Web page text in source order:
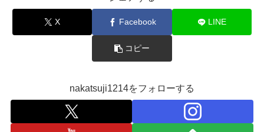
X Facebook LINE
コピー
nakatsuji1214をフォローする